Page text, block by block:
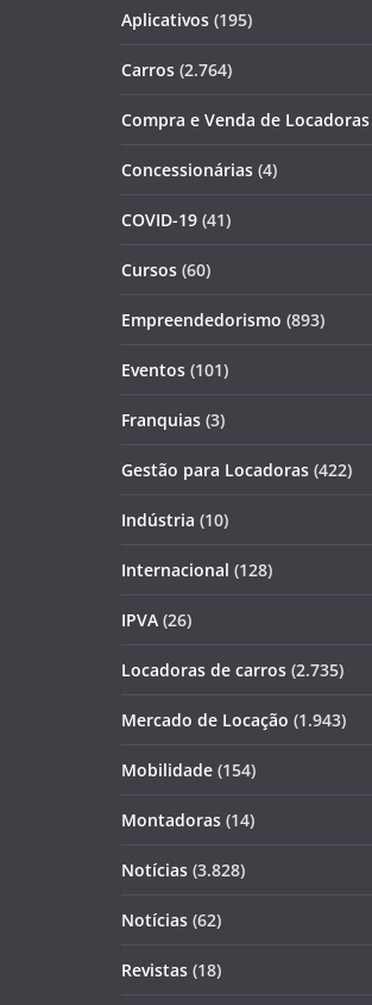
Aplicativos (195)
Carros (2.764)
Compra e Venda de Locadoras
Concessionárias (4)
COVID-19 (41)
Cursos (60)
Empreendedorismo (893)
Eventos (101)
Franquias (3)
Gestão para Locadoras (422)
Indústria (10)
Internacional (128)
IPVA (26)
Locadoras de carros (2.735)
Mercado de Locação (1.943)
Mobilidade (154)
Montadoras (14)
Notícias (3.828)
Notícias (62)
Revistas (18)